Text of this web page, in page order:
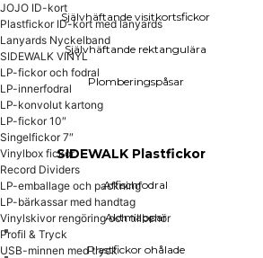
Plastfickor ohålade
Plastfickor hålade
Plastfodral med glidlås
Plastmappar låsfunktion
Magnetiska plastfickor
Plastfickor sjukvården
Självhäftande visitkortsfickor
Självhäftande rektangulära
Plomberingspåsar
SIDEWALK Plastfickor
Affischfodral
Aktmappar
Plastfickor ohålade
JOJO ID-kort
Plastfickor ID-kort med lanyards
Lanyards Nyckelband
SIDEWALK VINYL
LP-fickor och fodral
LP-innerfodral
LP-konvolut kartong
LP-fickor 10″
Singelfickor 7″
Vinylbox fickor
Record Dividers
LP-emballage och packning
LP-bärkassar med handtag
Vinylskivor rengöring och tillbehör
Profil & Tryck
USB-minnen med tryck